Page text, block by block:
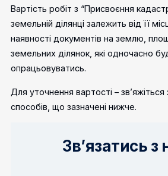
Вартість робіт з “Присвоєння
земельній ділянці залежить від її
наявності документів на землю,
земельних ділянок, які одночасно
опрацьовуватись.
Для уточнення вартості –
способів, що зазначені нижче.
Зв’язатись з